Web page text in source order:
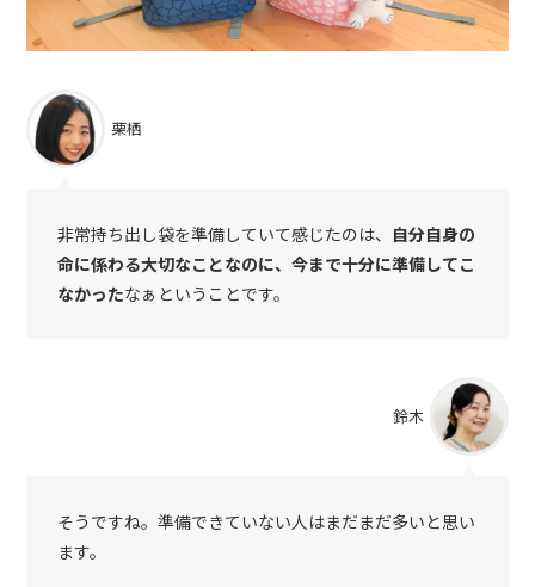
栗栖
非常持ち出し袋を準備していて感じたのは、 自分自身の
命に係わる大切なことなのに、今まで十分に準備してこ
なかったなぁということです。
鈴木
そうですね。準備できていない人はまだまだ多いと思い
ます。